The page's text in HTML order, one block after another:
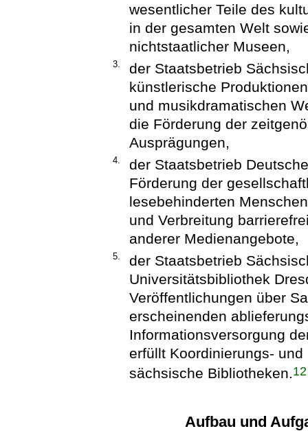
wesentlicher Teile des
in der gesamten Welt
nichtstaatlicher Museen,
3.
der Staatsbetrieb
künstlerische
und musikdramatischen
die Förderung der
Ausprägungen,
4.
der Staatsbetrieb
Förderung der
lesebehinderten
und Verbreitung
anderer Medienangebote,
5.
der Staatsbetrieb
Universitätsbibliothek
Veröffentlichungen über
erscheinenden
Informationsversorgung
erfüllt Koordinierungs-
sächsische Bibliotheken.12
Aufbau und